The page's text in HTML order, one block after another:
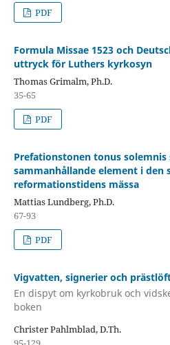
PDF
Formula Missae 1523 och
uttryck för Luthers kyrkosyn
Thomas Grimalm, Ph.D.
35-65
PDF
Prefationstonen tonus
sammanhållande element i den
reformationstidens mässa
Mattias Lundberg, Ph.D.
67-93
PDF
Vigvatten, signerier och
En dispyt om kyrkobruk och
boken
Christer Pahlmblad, D.Th.